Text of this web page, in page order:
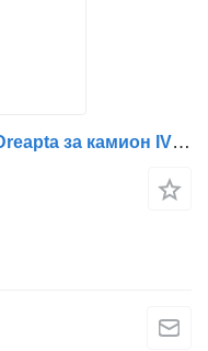
Обложување Extensie Cabina Dreapta за камион IVECO – Cod 504022497